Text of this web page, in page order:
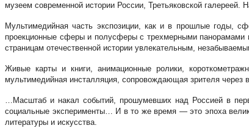
музеем современной истории России, Третьяковской
Мультимедийная часть экспозиции, как и в прошлые годы,
проекционные сферы и полусферы с трехмерными панорамами
страницам отечественной истории увлекательным,
Живые карты и книги, анимационные ролики,
мультимедийная инсталляция, сопровождающая зрителя
…Масштаб и накал событий, прошумевших над Россией в
социальные эксперименты… И в то же время — это эпоха
литературы и искусства.